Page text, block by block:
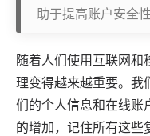
助于提高账户安全
随着人们使用互联网和
理变得越来越重要。我
们的个人信息和在线账
的增加，记住所有这些